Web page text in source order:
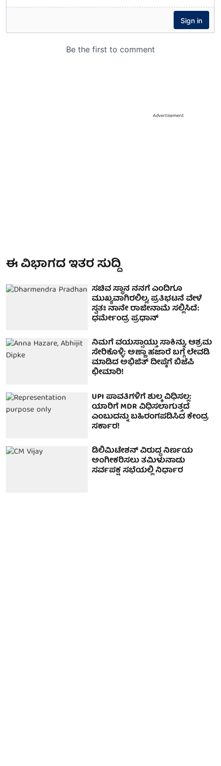
Advertisement
ಈ ವಿಭಾಗದ ಇತರ ಸುದ್ದಿ
ಸಚಿವ ಸ್ಥಾನ ನನಗೆ ಎಂದಿಗೂ
ಮುಖ್ಯವಾಗಿರಲಿಲ್ಲ, ಪ್ರತಿಭಟನೆ ವೇಳೆ
ಸ್ವತಃ ನಾನೇ ರಾಜೀನಾಮೆ ಸಲ್ಲಿಸಿದೆ:
ಧರ್ಮೇಂದ್ರ ಪ್ರಧಾನ್
ನಿಮಗೆ ವಯಸ್ಸಾಯ್ತು ಸಾಕಿನ್ನು, ಆಶ್ರಮ
ಸೇರಿಕೊಳ್ಳಿ: ಅಣ್ಣಾ ಹಜಾರೆ ಬಗ್ಗೆ ಲೇವಡಿ
ಮಾಡಿದ ಅಭಿಜಿತ್ ದೀಪ್ಕೆಗೆ ಬಿಜೆಪಿ
ಛೀಮಾರಿ!
UPI ಪಾವತಿಗಳಿಗೆ ಶುಲ್ಕ ವಿಧಿಸಲ್ಲ:
ಯಾರಿಗೆ MDR ವಿಧಿಸಲಾಗುತ್ತದೆ
ಎಂಬುದನ್ನು ಬಹಿರಂಗಪಡಿಸಿದ ಕೇಂದ್ರ
ಸರ್ಕಾರ!
ಡಿಲಿಮಿಟೇಶನ್ ವಿರುದ್ಧ ನಿರ್ಣಯ
ಅಂಗೀಕರಿಸಲು ತಮಿಳುನಾಡು
ಸರ್ವಪಕ್ಷ ಸಭೆಯಲ್ಲಿ ನಿರ್ಧಾರ